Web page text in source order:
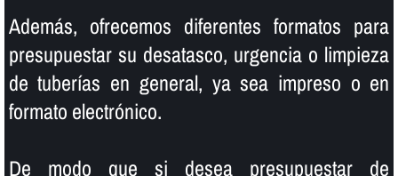
Además, ofrecemos diferentes formatos para
presupuestar su desatasco, urgencia o limpieza
de tuberí­as en general, ya sea impreso o en
formato electrónico.
De modo que si desea presupuestar de